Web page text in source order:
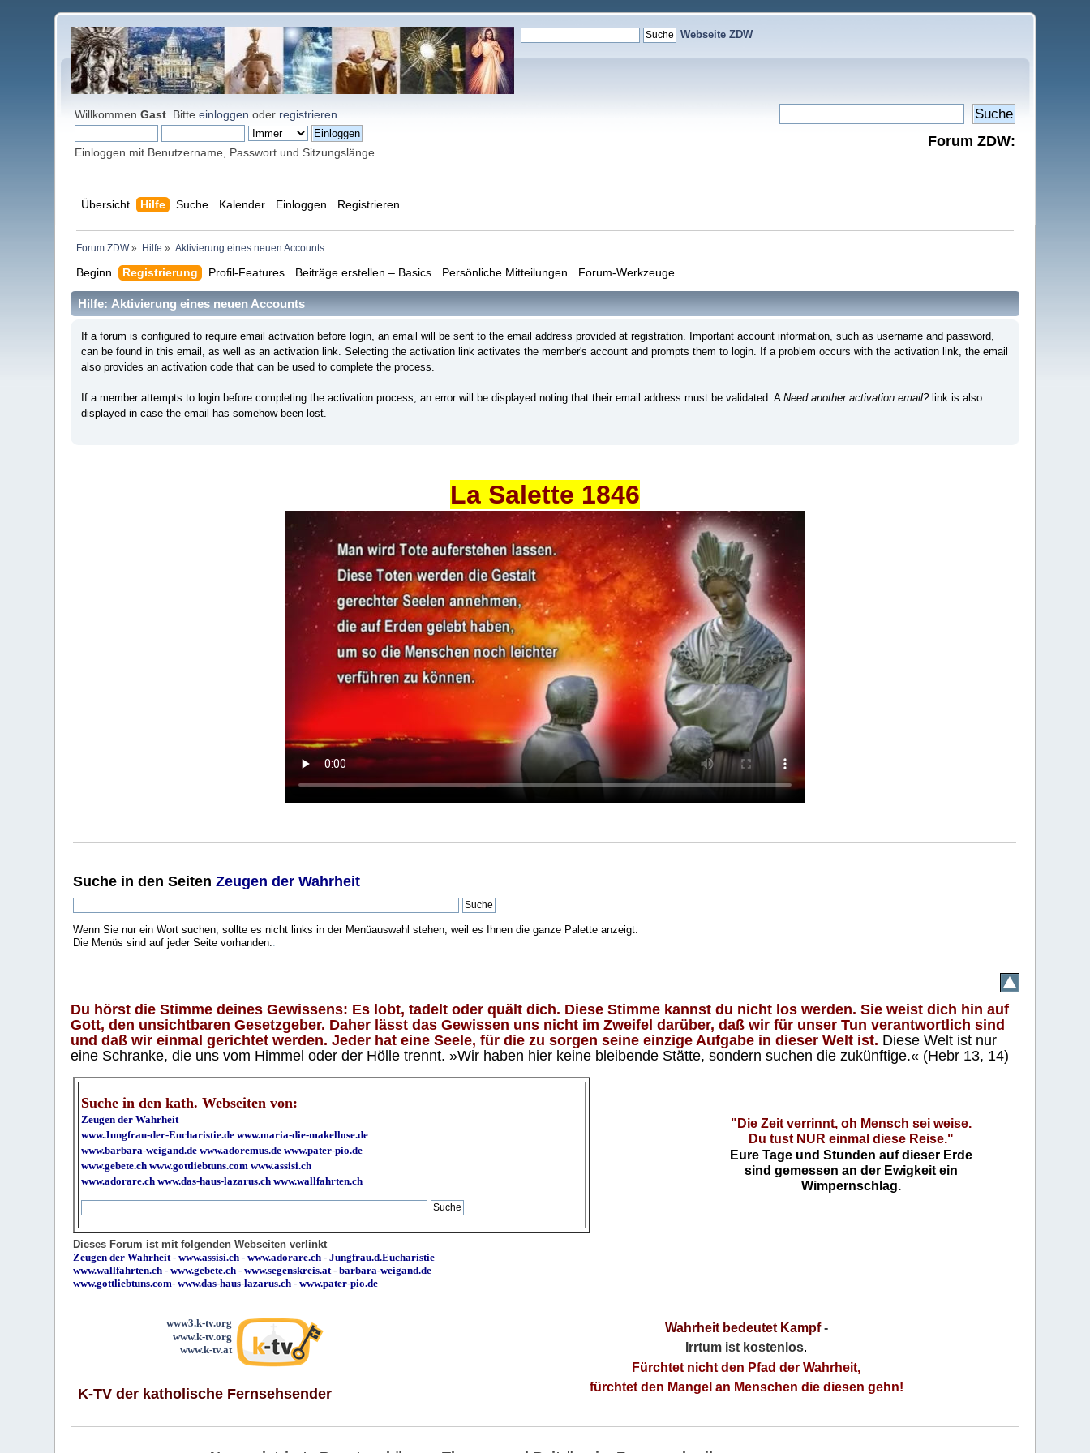
Webseite ZDW
WillkommenGast . Bitteeinloggen oder registrieren
Einloggen mit Benutzername, Passwort und Sitzungslänge
Forum ZDW:
Übersicht Hilfe Suche Kalender Einloggen Registrieren
Forum ZDW» Hilfe » Aktivierung eines neuen Accounts
Beginn Registrierung Profil-Features Beiträge erstellen – Basics Persönliche Mitteilungen Forum-Werkzeuge
Hilfe: Aktivierung eines neuen Accounts
If a forum is configured to require email activation before login, an email will be sent to the email address provided at registration. Important account information, such as username and password,
can be found in this email, as well as an activation link. Selecting the activation link activates the member's account and prompts them to login. If a problem occurs with the activation link, the email
also provides an activation code that can be used to complete the process.
If a member attempts to login before completing the activation process, an error will be displayed noting that their email address must be validated. A Need another activation email?link is also
displayed in case the email has somehow been lost.
La Salette 1846
Suche in den SeitenZeugen der Wahrheit
Wenn Sie nur ein Wort suchen, sollte es nicht links in der Menüauswahl stehen, weil es Ihnen die ganze Palette anzeigt.
Die Menüs sind auf jeder Seite vorhanden..
Du hörst die Stimme deines Gewissens: Es lobt, tadelt oder quält dich. Diese Stimme kannst du nicht los werden. Sie weist dich hin auf
Gott, den unsichtbaren Gesetzgeber. Daher lässt das Gewissen uns nicht im Zweifel darüber, daß wir für unser Tun verantwortlich sind
und daß wir einmal gerichtet werden. Jeder hat eine Seele, für die zu sorgen seine einzige Aufgabe in dieser Welt ist. Diese Welt ist nur
eine Schranke, die uns vom Himmel oder der Hölle trennt. »Wir haben hier keine bleibende Stätte, sondern suchen die zukünftige.« (Hebr 13, 14)
Suche in den kath. Webseiten von:
Zeugen der Wahrheit
www.Jungfrau-der-Eucharistie.de www.maria-die-makellose.de
www.barbara-weigand.de www.adoremus.de www.pater-pio.de
www.gebete.ch www.gottliebtuns.com www.assisi.ch
www.adorare.ch www.das-haus-lazarus.ch www.wallfahrten.ch
"Die Zeit verrinnt, oh Mensch sei weise.
Du tust NUR einmal diese Reise."
Eure Tage und Stunden auf dieser Erde
sind gemessen an der Ewigkeit ein
Wimpernschlag.
Dieses Forum ist mit folgenden Webseiten verlinkt
Zeugen der Wahrheit-www.assisi.ch -www.adorare.ch -Jungfrau.d.Eucharistie
www.wallfahrten.ch -www.gebete.ch -www.segenskreis.at-barbara-weigand.de
www.gottliebtuns.com-www.das-haus-lazarus.ch - www.pater-pio.de
www3.k-tv.org
www.k-tv.org
www.k-tv.at
K-TV der katholische Fernsehsender
Wahrheit bedeutet Kampf-
Irrtum ist kostenlos.
Fürchtet nicht den Pfad der Wahrheit,
fürchtet den Mangel an Menschen die diesen gehn!